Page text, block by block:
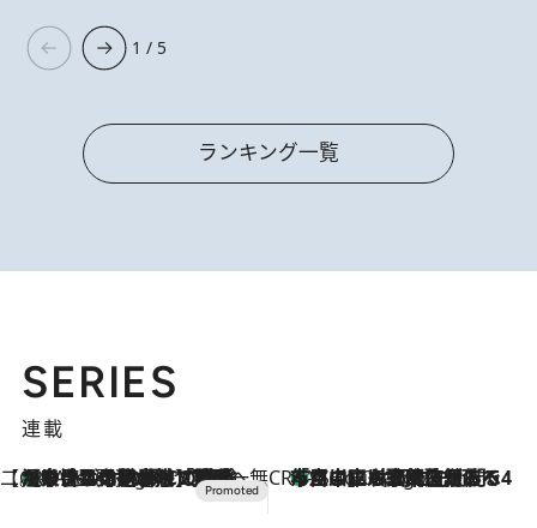
1 / 5
ランキング一覧
SERIES
連載
【CREA×星野リゾート】唯一無二。癒しと発見が待つ場所へ
2 Hours Ago
【トンボの足水浴】ヒノキの香りに包まれて涼感マックス！約13℃の湧水かけ流しを避暑地「星野温泉 トンボの湯」で体験 CREA'S CHOICE
4 Hours Ago
「立川にも歌舞伎があるんだよ」 片岡仁左衛門・市川中車ら豪華座組みで4年目の立川立飛歌舞伎へ